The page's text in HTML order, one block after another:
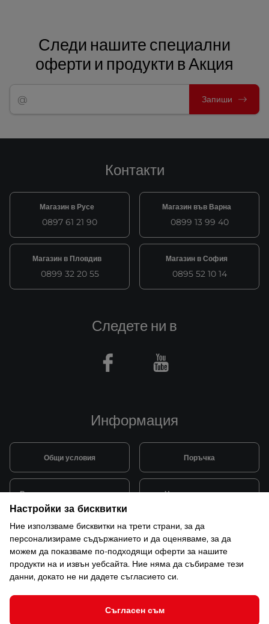
Следи нашите специални
оферти и продукти в Акция
Запиши
Контакти
Магазин в Русе
0897 61 21 90
Магазин във Варна
0899 13 99 40
Магазин в Пловдив
0899 32 20 55
Магазин в София
0895 52 10 14
Информация
Общи условия Поръчка
Видове и цена за транспорт Начини на плащане
Система за лоялни клиенти Монтаж и поддръжка
Рекламации и гаранция
Следете ни в
Facebook Youtube
Настройки за бисквитки
Ние използваме бисквитки на трети страни, за да
персонализираме съдържанието и да оценяваме, за да
можем да показваме по-подходящи оферти за нашите
продукти на и извън уебсайта. Ние няма да събираме тези
данни, докато не ни дадете съгласието си.
Съгласен съм